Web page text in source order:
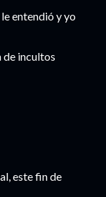
entendió y yo
de incultos
este fin de